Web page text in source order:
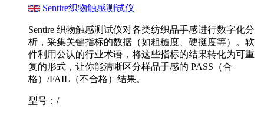
Sentire织物触感测试仪
Sentire 织物触感测试仪对各类纺织品手感进行数字化分
析，采集关键指标的数据（如粗糙度、硬挺度等）。软
件利用公认的行业术语，将这些指标的结果转化为可重
复的形式，让你能清晰区分样品手感的 PASS（合
格）/FAIL（不合格）结果。
型号：/